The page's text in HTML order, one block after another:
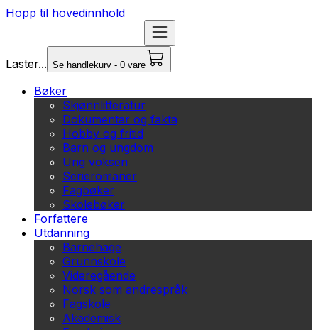
Hopp til hovedinnhold
Laster... Se handlekurv - 0 vare
Bøker
Skjønnlitteratur
Dokumentar og fakta
Hobby og fritid
Barn og ungdom
Ung voksen
Serieromaner
Fagbøker
Skolebøker
Forfattere
Utdanning
Barnehage
Grunnskole
Videregående
Norsk som andrespråk
Fagskole
Akademisk